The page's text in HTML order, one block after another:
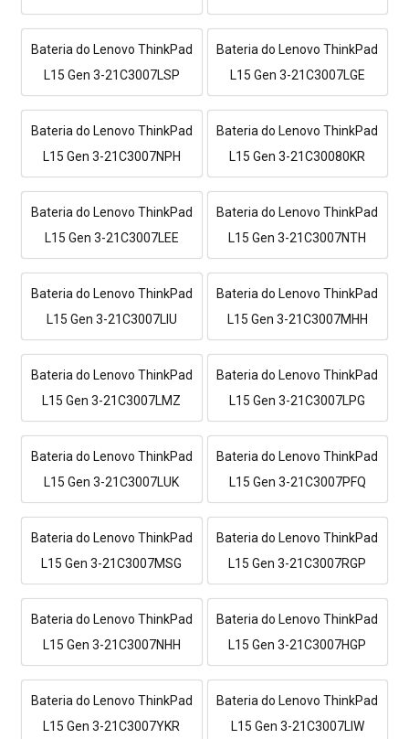
Bateria do Lenovo ThinkPad
L15 Gen 3-21C3007LSP
Bateria do Lenovo ThinkPad
L15 Gen 3-21C3007LGE
Bateria do Lenovo ThinkPad
L15 Gen 3-21C3007NPH
Bateria do Lenovo ThinkPad
L15 Gen 3-21C30080KR
Bateria do Lenovo ThinkPad
L15 Gen 3-21C3007LEE
Bateria do Lenovo ThinkPad
L15 Gen 3-21C3007NTH
Bateria do Lenovo ThinkPad
L15 Gen 3-21C3007LIU
Bateria do Lenovo ThinkPad
L15 Gen 3-21C3007MHH
Bateria do Lenovo ThinkPad
L15 Gen 3-21C3007LMZ
Bateria do Lenovo ThinkPad
L15 Gen 3-21C3007LPG
Bateria do Lenovo ThinkPad
L15 Gen 3-21C3007LUK
Bateria do Lenovo ThinkPad
L15 Gen 3-21C3007PFQ
Bateria do Lenovo ThinkPad
L15 Gen 3-21C3007MSG
Bateria do Lenovo ThinkPad
L15 Gen 3-21C3007RGP
Bateria do Lenovo ThinkPad
L15 Gen 3-21C3007NHH
Bateria do Lenovo ThinkPad
L15 Gen 3-21C3007HGP
Bateria do Lenovo ThinkPad
L15 Gen 3-21C3007YKR
Bateria do Lenovo ThinkPad
L15 Gen 3-21C3007LIW